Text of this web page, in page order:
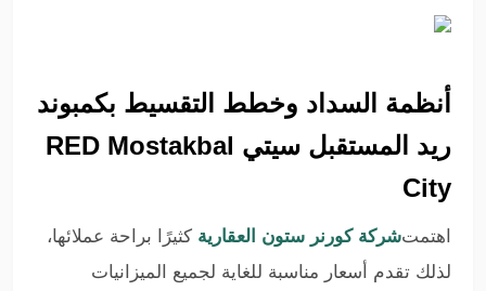
أنظمة السداد وخطط التقسيط بكمبوند
ريد المستقبل سيتي RED Mostakbal
City
اهتمتشركة كورنر ستون العقارية كثيرًا براحة عملائها،
لذلك تقدم أسعار مناسبة للغاية لجميع الميزانيات